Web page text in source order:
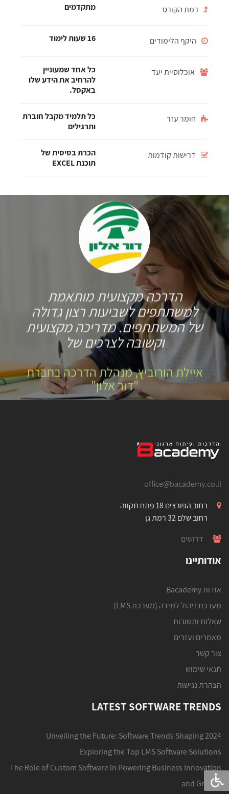
רמת הקורס מתקדמים
היקף הלימודים 16 שעות לימוד
אוכלוסיית יעד
כל אחד שמעוניין
להרחיב את הידע שלו
באקסל.
חומר עזר
כל תלמיד מקבל חוברת
ותרגילים
דרישות קודמות
הכרת בסיסית של
תוכנת EXCEL
הדרכה מקצועית מותאמת
למשתתפים לשביעות רצון גדולה
של המשתתפים. מדריכה מקצועית
וקשובה לצרכים של
איילת הורוביץ, מנהלת הדרכה בחברת
"דור אלון"
office@bacademy.co.il
רחוב הפורצים 18 פתח תקווה
רחוב שלם 32 רמת גן
דרושים
אודותיינו
אודות Bacademy
מערכת ניהול למידה (מערכת LMS)
שאלות ותשובות
מאמרים ועזרים
צור קשר
תנאי שימוש
הצהרת נגישות
LATEST SOFTWARE TRENDS
Unveiling the Future: Software Trends Shaping 2024
Exploring the Top LMS Software Solutions
The Role of Custom Software in Powering Business Innovation
and Growth